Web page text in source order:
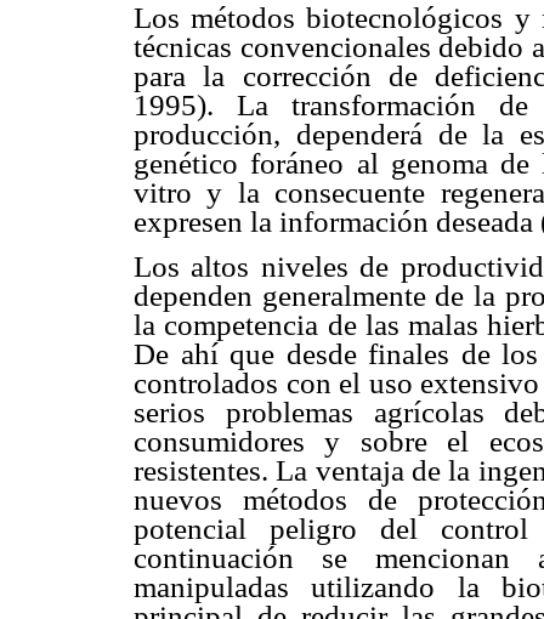
Los métodos biotecnológicos y
técnicas convencionales debido
para la corrección de
1995). La transformación
producción, dependerá de la
genético foráneo al genoma
vitro y la consecuente
expresen la información
Los altos niveles de
dependen generalmente de la
la competencia de las malas
De ahí que desde finales de
controlados con el uso
serios problemas agrícolas
consumidores y sobre el
resistentes. La ventaja de la
nuevos métodos de
potencial peligro del
continuación se mencionan
manipuladas utilizando la